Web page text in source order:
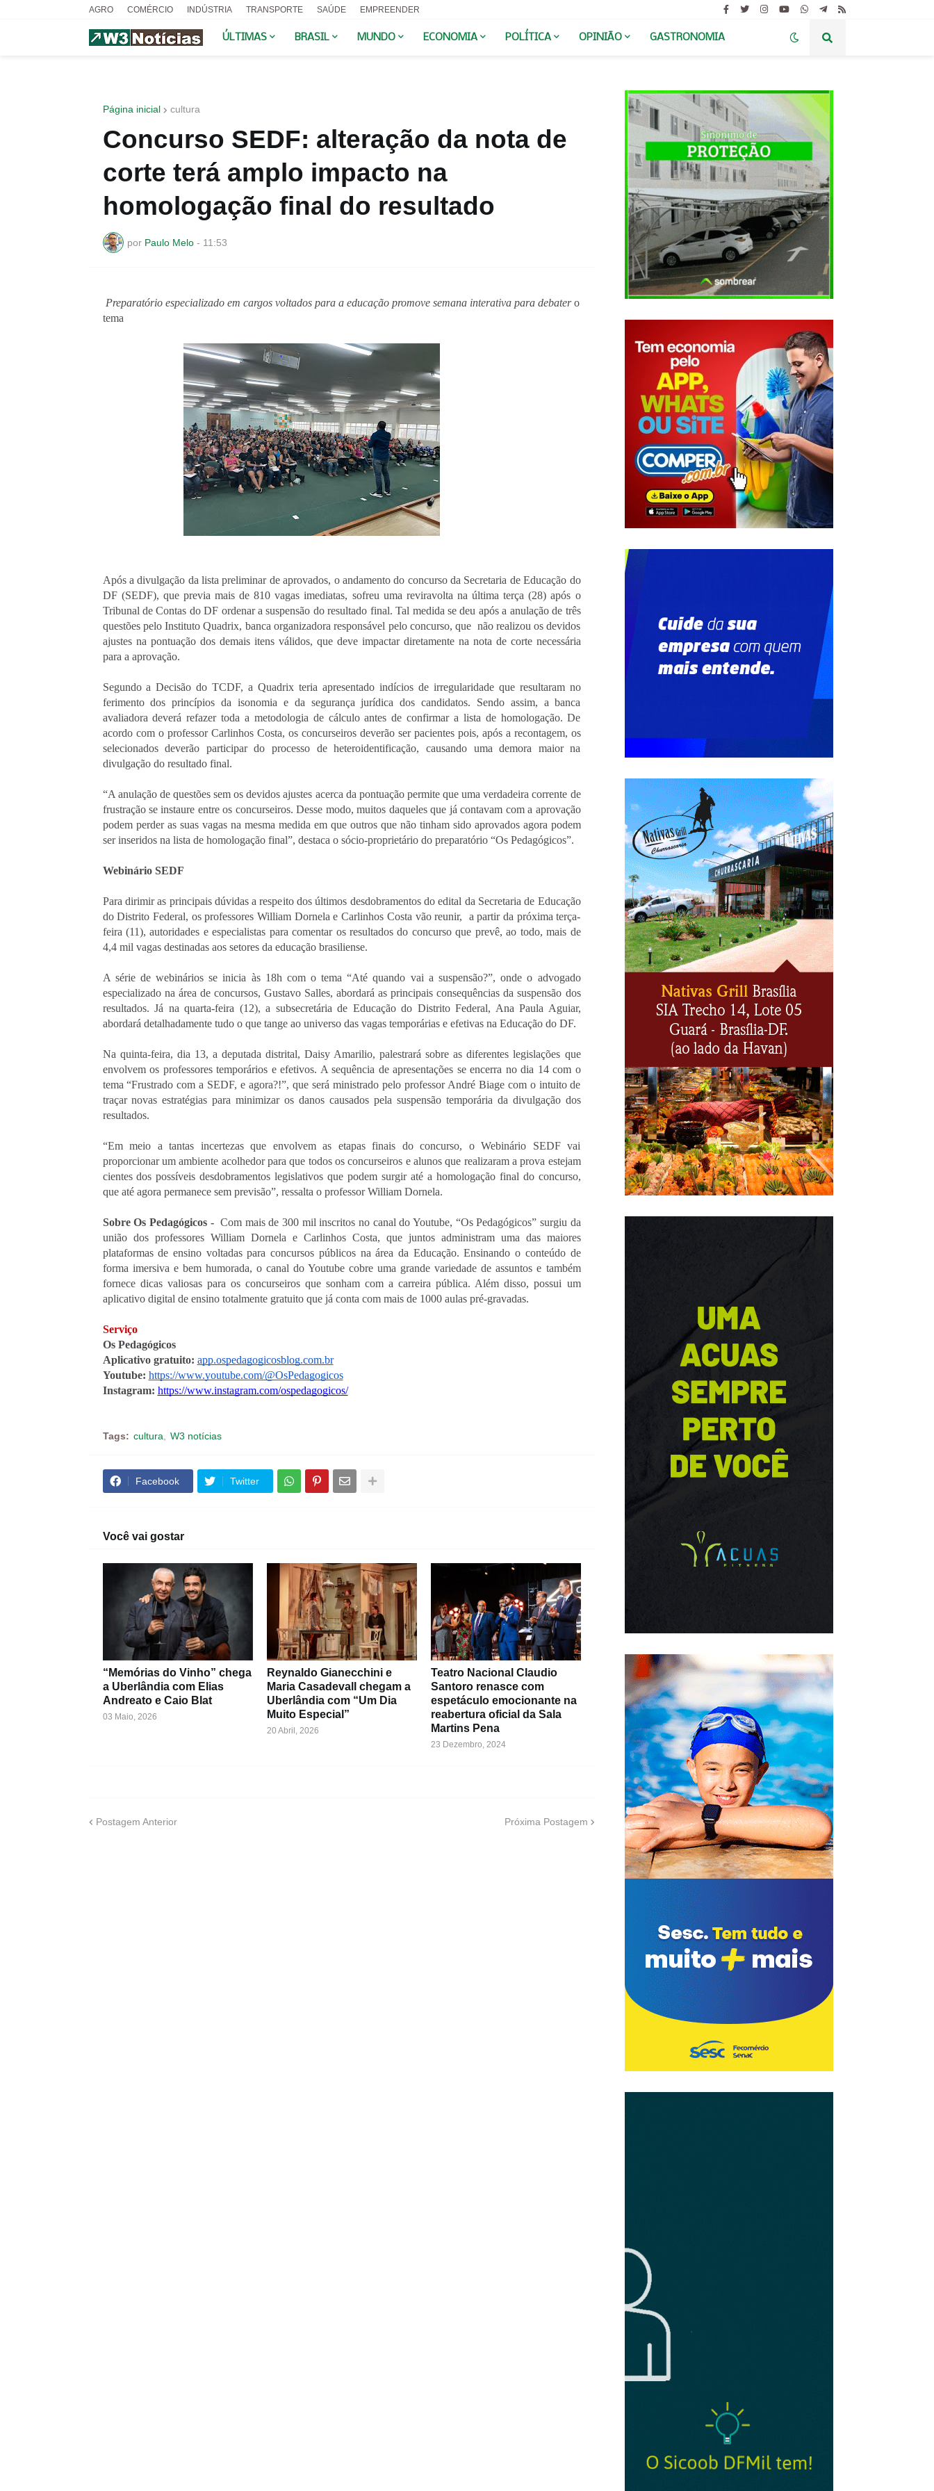
AGRO COMÉRCIO INDÚSTRIA TRANSPORTE SAÚDE EMPREENDER
ÚLTIMAS BRASIL MUNDO ECONOMIA POLÍTICA OPINIÃO GASTRONOMIA
Página inicial cultura
Concurso SEDF: alteração da nota de
corte terá amplo impacto na
homologação final do resultado
por Paulo Melo - 11:53
Preparatório especializado em cargos voltados para a educação promove semana interativa para debater o
tema
Após a divulgação da lista preliminar de aprovados, o andamento do concurso da Secretaria de Educação do
DF (SEDF), que previa mais de 810 vagas imediatas, sofreu uma reviravolta na última terça (28) após o
Tribunal de Contas do DF ordenar a suspensão do resultado final. Tal medida se deu após a anulação de três
questões pelo Instituto Quadrix, banca organizadora responsável pelo concurso, que  não realizou os devidos
ajustes na pontuação dos demais itens válidos, que deve impactar diretamente na nota de corte necessária
para a aprovação.
Segundo a Decisão do TCDF, a Quadrix teria apresentado indícios de irregularidade que resultaram no
ferimento dos princípios da isonomia e da segurança jurídica dos candidatos. Sendo assim, a banca
avaliadora deverá refazer toda a metodologia de cálculo antes de confirmar a lista de homologação. De
acordo com o professor Carlinhos Costa, os concurseiros deverão ser pacientes pois, após a recontagem, os
selecionados deverão participar do processo de heteroidentificação, causando uma demora maior na
divulgação do resultado final.
“A anulação de questões sem os devidos ajustes acerca da pontuação permite que uma verdadeira corrente de
frustração se instaure entre os concurseiros. Desse modo, muitos daqueles que já contavam com a aprovação
podem perder as suas vagas na mesma medida em que outros que não tinham sido aprovados agora podem
ser inseridos na lista de homologação final”, destaca o sócio-proprietário do preparatório “Os Pedagógicos”.
Webinário SEDF
Para dirimir as principais dúvidas a respeito dos últimos desdobramentos do edital da Secretaria de Educação
do Distrito Federal, os professores William Dornela e Carlinhos Costa vão reunir,  a partir da próxima terça-
feira (11), autoridades e especialistas para comentar os resultados do concurso que prevê, ao todo, mais de
4,4 mil vagas destinadas aos setores da educação brasiliense.
A série de webinários se inicia às 18h com o tema “Até quando vai a suspensão?”, onde o advogado
especializado na área de concursos, Gustavo Salles, abordará as principais consequências da suspensão dos
resultados. Já na quarta-feira (12), a subsecretária de Educação do Distrito Federal, Ana Paula Aguiar,
abordará detalhadamente tudo o que tange ao universo das vagas temporárias e efetivas na Educação do DF.
Na quinta-feira, dia 13, a deputada distrital, Daisy Amarilio, palestrará sobre as diferentes legislações que
envolvem os professores temporários e efetivos. A sequência de apresentações se encerra no dia 14 com o
tema “Frustrado com a SEDF, e agora?!”, que será ministrado pelo professor André Biage com o intuito de
traçar novas estratégias para minimizar os danos causados pela suspensão temporária da divulgação dos
resultados.
“Em meio a tantas incertezas que envolvem as etapas finais do concurso, o Webinário SEDF vai
proporcionar um ambiente acolhedor para que todos os concurseiros e alunos que realizaram a prova estejam
cientes dos possíveis desdobramentos legislativos que podem surgir até a homologação final do concurso,
que até agora permanece sem previsão”, ressalta o professor William Dornela.
Sobre Os Pedagógicos - Com mais de 300 mil inscritos no canal do Youtube, “Os Pedagógicos” surgiu da
união dos professores William Dornela e Carlinhos Costa, que juntos administram uma das maiores
plataformas de ensino voltadas para concursos públicos na área da Educação. Ensinando o conteúdo de
forma imersiva e bem humorada, o canal do Youtube cobre uma grande variedade de assuntos e também
fornece dicas valiosas para os concurseiros que sonham com a carreira pública. Além disso, possui um
aplicativo digital de ensino totalmente gratuito que já conta com mais de 1000 aulas pré-gravadas.
Serviço
Os Pedagógicos
Aplicativo gratuito: app.ospedagogicosblog.com.br
Youtube: https://www.youtube.com/@OsPedagogicos
Instagram: https://www.instagram.com/ospedagogicos/
Tags: cultura W3 notícias
Facebook Twitter
Você vai gostar
“Memórias do Vinho” chega
a Uberlândia com Elias
Andreato e Caio Blat
03 Maio, 2026
Reynaldo Gianecchini e
Maria Casadevall chegam a
Uberlândia com “Um Dia
Muito Especial”
20 Abril, 2026
Teatro Nacional Claudio
Santoro renasce com
espetáculo emocionante na
reabertura oficial da Sala
Martins Pena
23 Dezembro, 2024
Postagem Anterior Próxima Postagem